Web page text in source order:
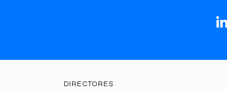
DIRECTORES